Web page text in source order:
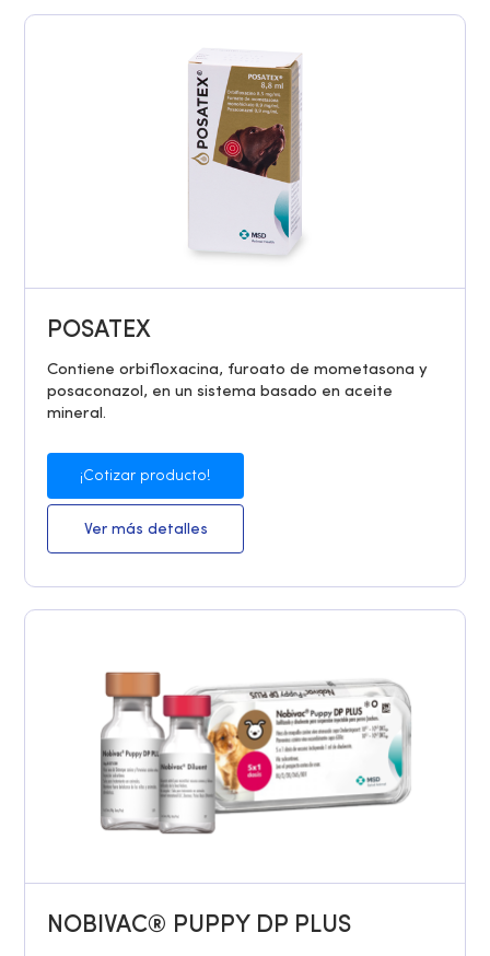
POSATEX
Contiene orbifloxacina, furoato de mometasona y
posaconazol, en un sistema basado en aceite
mineral.
¡Cotizar producto!
Ver más detalles
NOBIVAC® PUPPY DP PLUS